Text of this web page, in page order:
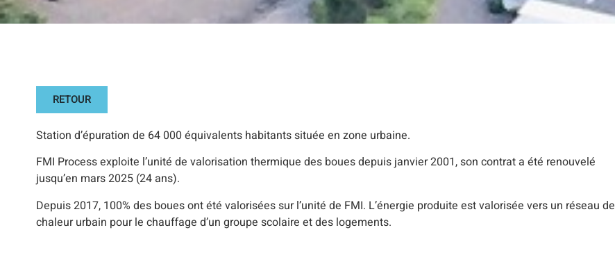
RETOUR
Station d’épuration de 64 000 équivalents habitants située en zone urbaine.
FMI Process exploite l’unité de valorisation thermique des boues depuis janvier 2001, son contrat a été renouvelé
jusqu’en mars 2025 (24 ans).
Depuis 2017, 100% des boues ont été valorisées sur l’unité de FMI. L’énergie produite est valorisée vers un réseau de
chaleur urbain pour le chauffage d’un groupe scolaire et des logements.